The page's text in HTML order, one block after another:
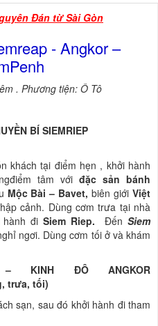
Đán từ Sài Gòn
- Angkor –
. Phương tiện: Ô Tô
– HUYỀN BÍ SIEMRIEP
khách tại điểm hẹn , khởi hành
tâm với đặc sản bánh
Mộc Bài – Bavet,biên giớiViệt
cảnh. Dùng cơm trưa tại nhà
đi Siem Riep. Đến Siem
ngơi. Dùng cơm tối ở và khám
– KINH ĐÔ ANGKOR
tối)
sạn, sau đó khởi hành đi tham